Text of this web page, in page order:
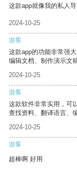
这款app就像我的私人
2024-10-25
游客
这款app的功能非常强
编辑文档、制作演示文
2024-10-25
游客
这款软件非常实用，可
查找资料、翻译语言、
2024-10-25
游客
超棒啊 好用